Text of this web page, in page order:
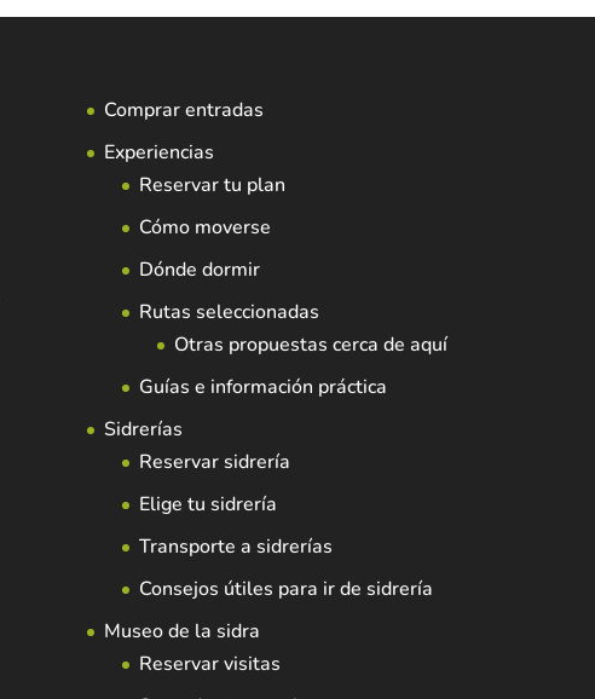
Comprar entradas
Experiencias
Reservar tu plan
Cómo moverse
Dónde dormir
Rutas seleccionadas
Otras propuestas cerca de aquí
Guías e información práctica
Sidrerías
Reservar sidrería
Elige tu sidrería
Transporte a sidrerías
Consejos útiles para ir de sidrería
Museo de la sidra
Reservar visitas